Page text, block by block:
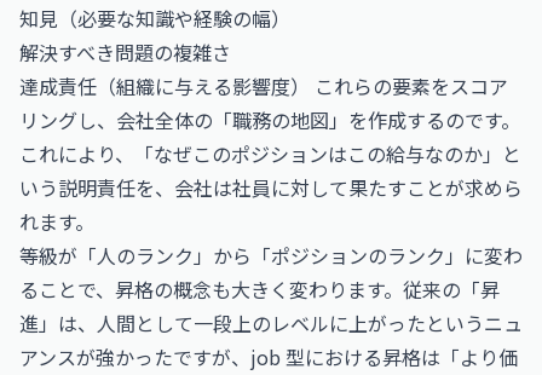
知見（必要な知識や経験の幅）
解決すべき問題の複雑さ
達成責任（組織に与える影響度） これらの要素をスコア
リングし、会社全体の「職務の地図」を作成するのです。
これにより、「なぜこのポジションはこの給与なのか」と
いう説明責任を、会社は社員に対して果たすことが求めら
れます。
等級が「人のランク」から「ポジションのランク」に変わ
ることで、昇格の概念も大きく変わります。従来の「昇
進」は、人間として一段上のレベルに上がったというニュ
アンスが強かったですが、job 型における昇格は「より価